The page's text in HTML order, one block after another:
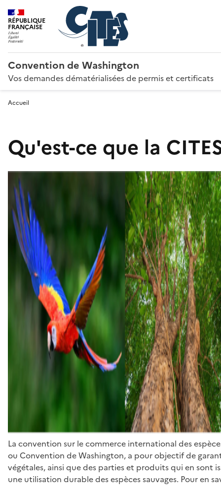
RÉPUBLIQUE
FRANÇAISE
Convention de Washington
Vos demandes dématérialisées de permis et certificats
Accueil
Qu'est-ce que la
La convention sur le commerce international des
ou Convention de Washington, a pour objectif de
végétales, ainsi que des parties et produits qui en sont
une utilisation durable des espèces sauvages. Pour en